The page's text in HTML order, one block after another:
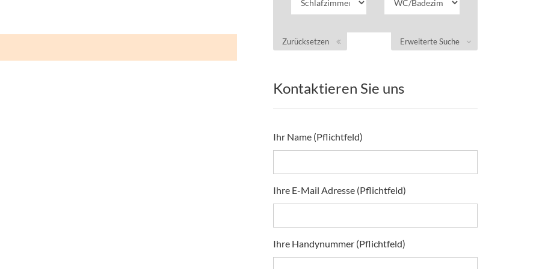
Erweiterte Suche
Zurücksetzen
Kontaktieren Sie uns
Ihr Name (Pflichtfeld)
Ihre E-Mail Adresse (Pflichtfeld)
Ihre Handynummer (Pflichtfeld)